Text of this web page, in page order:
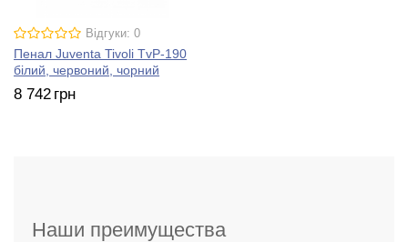
Відгуки: 0
Пенал Juventa Tivoli TvP-190
білий, червоний, чорний
8 742 грн
Наши преимущества